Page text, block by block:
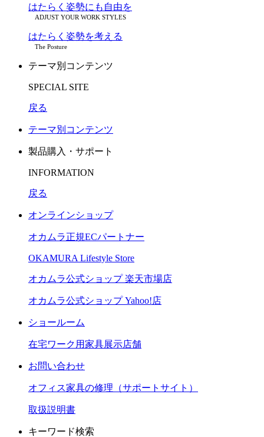
はたらく姿勢にも自由を
ADJUST YOUR WORK STYLES
はたらく姿勢を考える
The Posture
テーマ別コンテンツ
SPECIAL SITE
戻る
テーマ別コンテンツ
製品購入・サポート
INFORMATION
戻る
オンラインショップ
オカムラ正規ECパートナー
OKAMURA Lifestyle Store
オカムラ公式ショップ 楽天市場店
オカムラ公式ショップ Yahoo!店
ショールーム
在宅ワーク用家具展示店舗
お問い合わせ
オフィス家具の修理（サポートサイト）
取扱説明書
キーワード検索